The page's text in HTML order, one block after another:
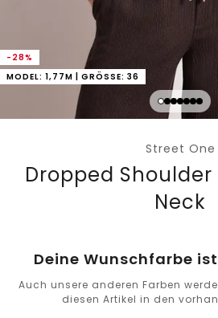
-28%
MODEL: 1,77M | GRÖSSE: 36
Street One
Dropped
Neck
Deine Wunschfarbe
Auch unsere anderen Farben
diesen Artikel in den